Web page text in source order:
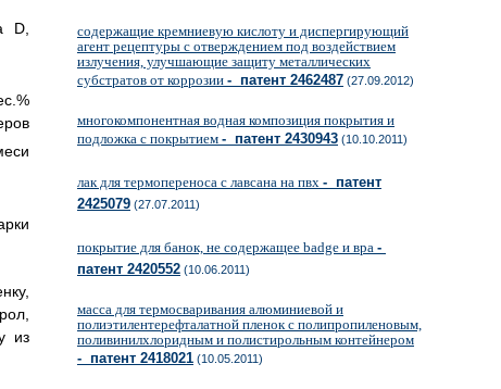
D,
из
содержащие кремниевую кислоту и диспергирующий
агент рецептуры с отверждением под воздействием
излучения, улучшающие защиту металлических
субстратов от коррозии - патент 2462487 (27.09.2012)
многокомпонентная водная композиция покрытия и
подложка с покрытием - патент 2430943 (10.10.2011)
лак для термопереноса с лавсана на пвх - патент
2425079 (27.07.2011)
покрытие для банок, не содержащее badge и вра -
патент 2420552 (10.06.2011)
масса для термосваривания алюминиевой и
полиэтилентерефталатной пленок с полипропиленовым,
поливинилхлоридным и полистирольным контейнером
- патент 2418021 (10.05.2011)